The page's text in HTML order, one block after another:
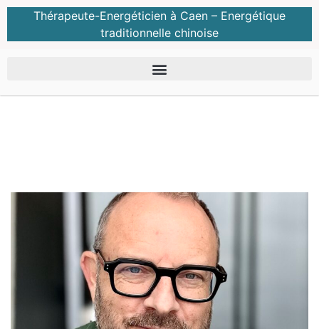
Thérapeute-Energéticien à Caen – Energétique
traditionnelle chinoise